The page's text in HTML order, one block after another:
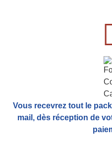
Vous recevrez tout le
mail, dès réception de